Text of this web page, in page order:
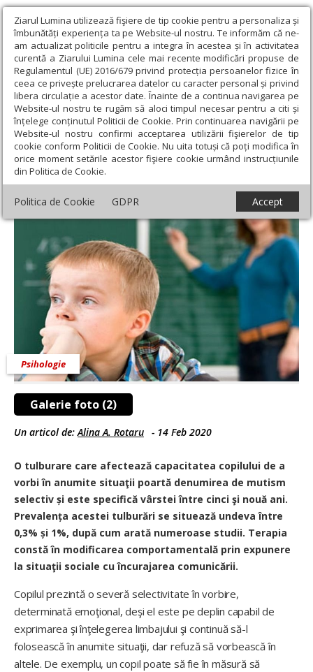
Ziarul Lumina utilizează fişiere de tip cookie pentru a personaliza și
îmbunătăți experiența ta pe Website-ul nostru. Te informăm că ne-
am actualizat politicile pentru a integra în acestea și în activitatea
curentă a Ziarului Lumina cele mai recente modificări propuse de
Regulamentul (UE) 2016/679 privind protecția persoanelor fizice în
ceea ce privește prelucrarea datelor cu caracter personal și privind
libera circulație a acestor date. Înainte de a continua navigarea pe
Website-ul nostru te rugăm să aloci timpul necesar pentru a citi și
înțelege conținutul Politicii de Cookie. Prin continuarea navigării pe
Website-ul nostru confirmi acceptarea utilizării fişierelor de tip
cookie conform Politicii de Cookie. Nu uita totuși că poți modifica în
orice moment setările acestor fişiere cookie urmând instrucțiunile
din Politica de Cookie.
Politica de Cookie GDPR Accept
Ziarul Lumina › Societate › Psihologie › Mutismul selectiv la
copii
Mutismul selectiv la copii
Galerie foto (2)
Psihologie
Un articol de:Alina A. Rotaru - 14 Feb 2020
O tulburare care afectează capacitatea copilului de a
vorbi în anumite situaţii poartă denumirea de mutism
selectiv și este specifică vârstei între cinci şi nouă ani.
Prevalența acestei tulburări se situează undeva între
0,3% și 1%, după cum arată numeroase studii. Terapia
constă în modificarea comportamentală prin expunere
la situaţii sociale cu încurajarea comunicării.
Copilul prezintă o severă selectivitate în vorbire,
determinată emoţional, deşi el este pe deplin capabil de
exprimarea şi înţelegerea limbajului şi continuă să-l
folosească în anumite situaţii, dar refuză să vorbească în
altele. De exemplu, un copil poate să fie în măsură să